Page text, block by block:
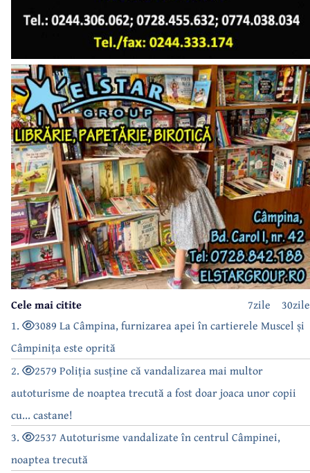
30zile
7zile
Cele mai citite
1.
3089 La Câmpina, furnizarea apei în cartierele Muscel și
Câmpinița este oprită
2.
2579 Poliția susține că vandalizarea mai multor
autoturisme de noaptea trecută a fost doar joaca unor copii
cu... castane!
3.
2537 Autoturisme vandalizate în centrul Câmpinei,
noaptea trecută